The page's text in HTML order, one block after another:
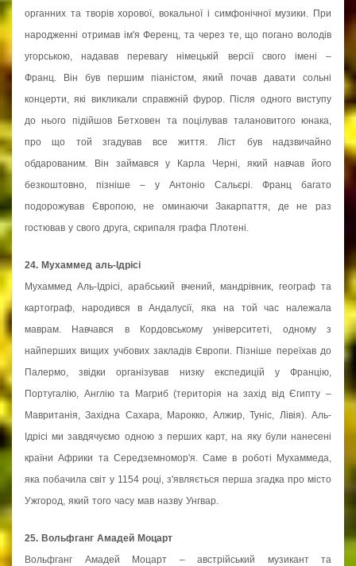
органних та творів хорової, вокальної і симфонічної музики. При
народженні отримав ім'я Ференц, та через те, що погано володів
угорською, надавав перевагу німецькій версії свого імені –
Франц. Він був першим піаністом, який почав давати сольні
концерти, які викликали справжній фурор. Після одного виступу
до нього підійшов Бетховен та поцілував талановитого юнака,
про що той згадував все життя. Ліст був надзвичайно
обдарованим. Він займався у Карла Черні, який навчав його
безкоштовно, пізніше – у Антоніо Сальєрі. Франц багато
подорожував Європою, не оминаючи Закарпаття, де не раз
гостював у свого друга, скрипаля графа Плотені.
24. Мухаммед аль-Ідрісі
Мухаммед Аль-Ідрісі, арабський вчений, мандрівник, географ та
картограф, народився в Андалусії, яка на той час належала
маврам. Навчався в Кордовському університеті, одному з
найперших вищих учбових закладів Європи. Пізніше переїхав до
Палермо, звідки організував низку експедицій у Францію,
Португалію, Англію та Магриб (територія на захід від Єгипту –
Мавританія, Західна Сахара, Марокко, Алжир, Туніс, Лівія). Аль-
Ідрісі ми завдячуємо одною з перших карт, на яку були нанесені
країни Африки та Середземномор'я. Саме в роботі Мухаммеда,
яка побачила світ у 1154 році, з'являється перша згадка про місто
Ужгород, який того часу мав назву Унгвар.
25. Вольфганг Амадей Моцарт
Вольфганг Амадей Моцарт – австрійський музикант та